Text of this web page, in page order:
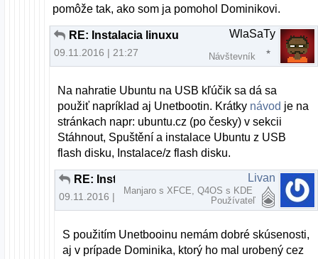
pomôže tak, ako som ja pomohol Dominikovi.
RE: Instalacia linuxu
09.11.2016 | 21:27
WlaSaTy
Návštevník
Na nahratie Ubuntu na USB kľúčik sa dá sa
použiť napríklad aj Unetbootin. Krátky návod je na
stránkach napr: ubuntu.cz (po česky) v sekcii
Stáhnout, Spuštění a instalace Ubuntu z USB
flash disku, Instalace/z flash disku.
RE: Instalacia linuxu
09.11.2016 | 21:39
Livan
Manjaro s XFCE, Q4OS s KDE
Používateľ
S použitím Unetbooinu nemám dobré skúsenosti,
aj v prípade Dominika, ktorý ho mal urobený cez